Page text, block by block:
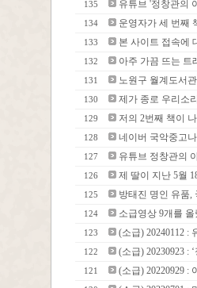
135 유튜브 '정창관의
134 운영자가 세 번째
133 본 사이트 접속에
132 아주 가끔 뜨는 트
131 노원구 월계도서
130 제가 종로 우리소
129 저의 2번째 책이
128 네이버 국악중고
127 유튜브 정창관의
126 제 딸이 지난 5월
125 방태진 명인 유품,
124 소급영상 9개를 올
123 (소급) 20240112 :
122 (소급) 20230923 :
121 (소급) 20220929 :